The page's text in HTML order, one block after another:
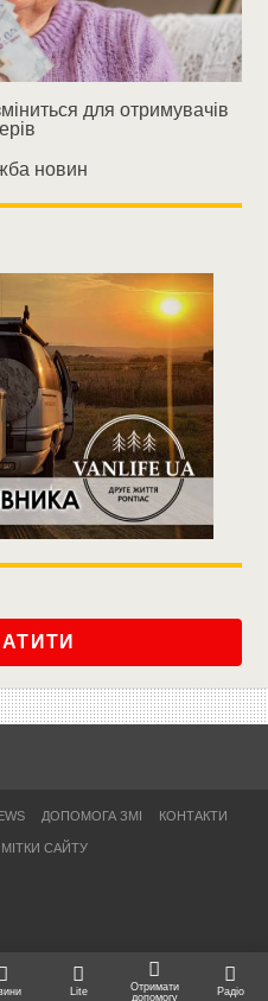
для отримувачів
новин
ДОПОМОГА ЗМІ КОНТАКТИ
МІТКИ САЙТУ
Lite
Отримати
допомогу
Радіо